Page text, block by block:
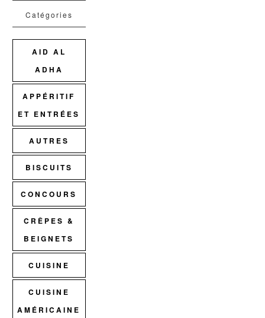
Catégories
AID AL
ADHA
APPÉRITIF
ET ENTRÉES
AUTRES
BISCUITS
CONCOURS
CRÊPES &
BEIGNETS
CUISINE
CUISINE
AMÉRICAINE